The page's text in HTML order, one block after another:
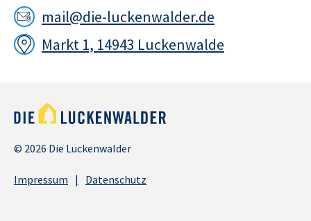
mail@die-luckenwalder.de
Markt 1, 14943 Luckenwalde
© 2026 Die Luckenwalder
Impressum Datenschutz